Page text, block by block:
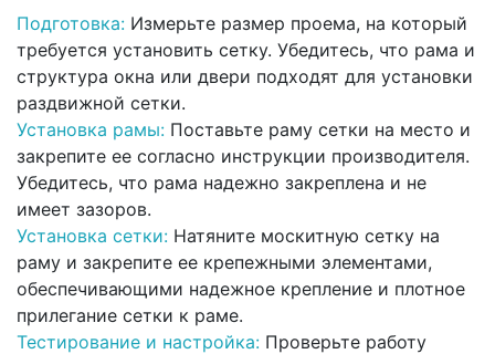
Подготовка: Измерьте размер проема, на который
требуется установить сетку. Убедитесь, что рама и
структура окна или двери подходят для установки
раздвижной сетки.
Установка рамы: Поставьте раму сетки на место и
закрепите ее согласно инструкции производителя.
Убедитесь, что рама надежно закреплена и не
имеет зазоров.
Установка сетки: Натяните москитную сетку на
раму и закрепите ее крепежными элементами,
обеспечивающими надежное крепление и плотное
прилегание сетки к раме.
Тестирование и настройка: Проверьте работу